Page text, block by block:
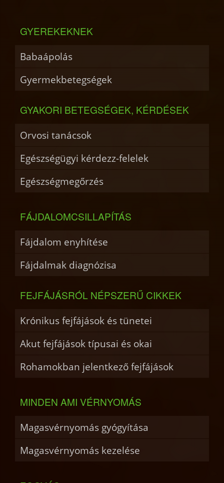
GYEREKEKNEK
Babaápolás
Gyermekbetegségek
GYAKORI BETEGSÉGEK, KÉRDÉSEK
Orvosi tanácsok
Egészségügyi kérdezz-felelek
Egészségmegőrzés
FÁJDALOMCSILLAPÍTÁS
Fájdalom enyhítése
Fájdalmak diagnózisa
FEJFÁJÁSRÓL NÉPSZERŰ CIKKEK
Krónikus fejfájások és tünetei
Akut fejfájások típusai és okai
Rohamokban jelentkező fejfájások
MINDEN AMI VÉRNYOMÁS
Magasvérnyomás gyógyítása
Magasvérnyomás kezelése